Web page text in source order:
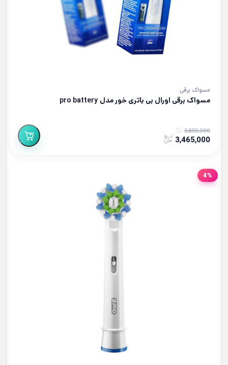
مسواک برقی
مسواک برقی اورال بی باتری خور مدل pro battery
3,850,000
3,465,000
4%